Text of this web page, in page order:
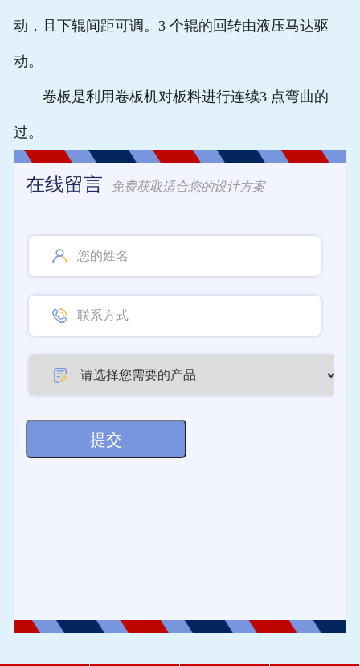
动，且下辊间距可调。3 个辊的回转由液压马达驱
动。
卷板是利用卷板机对板料进行连续3 点弯曲的
过。
在线留言 免费获取适合您的设计方案